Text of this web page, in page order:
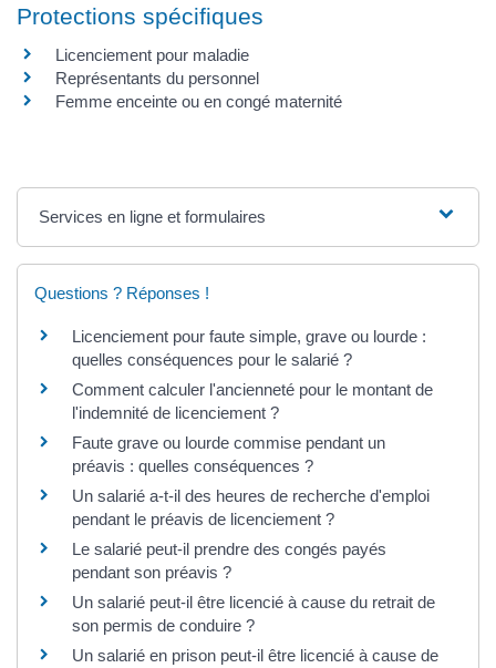
Protections spécifiques
Licenciement pour maladie
Représentants du personnel
Femme enceinte ou en congé maternité
Services en ligne et formulaires
Questions ? Réponses !
Licenciement pour faute simple, grave ou lourde :
quelles conséquences pour le salarié ?
Comment calculer l'ancienneté pour le montant de
l'indemnité de licenciement ?
Faute grave ou lourde commise pendant un
préavis : quelles conséquences ?
Un salarié a-t-il des heures de recherche d'emploi
pendant le préavis de licenciement ?
Le salarié peut-il prendre des congés payés
pendant son préavis ?
Un salarié peut-il être licencié à cause du retrait de
son permis de conduire ?
Un salarié en prison peut-il être licencié à cause de